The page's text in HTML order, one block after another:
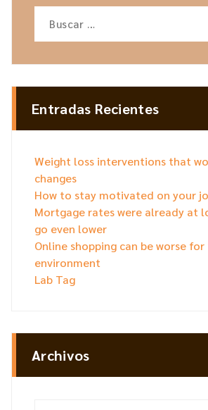
Entradas Recientes
Weight loss interventions that
changes
How to stay motivated on your
Mortgage rates were already at
go even lower
Online shopping can be worse
environment
Lab Tag
Archivos